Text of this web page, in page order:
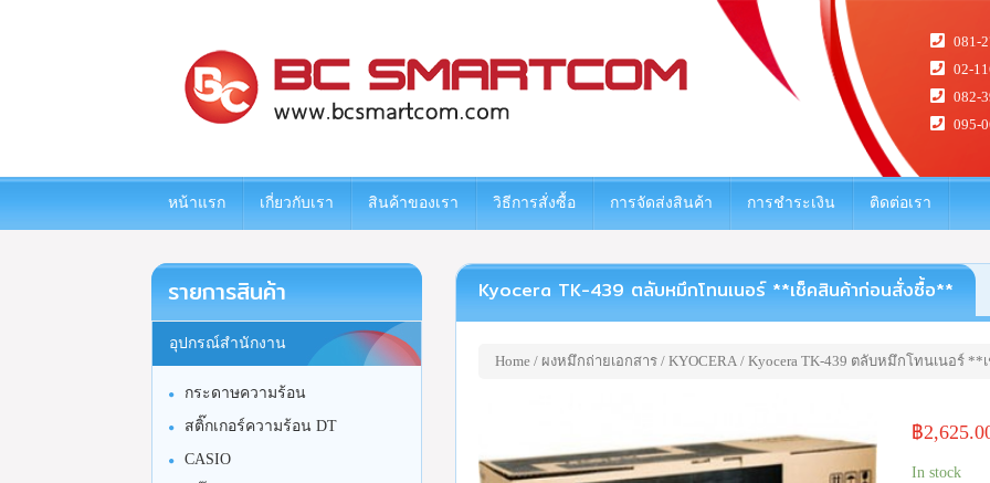
081-
02-
082-
095-
หน้าแรก เกี่ยวกับเรา สินค้าของเรา วิธีการสั่งซื้อ การจัดส่งสินค้า การชำระเงิน ติดต่อเรา
Kyocera TK-439 ตลับหมึกโทนเนอร์ **เช็คสินค้าก่อนสั่งซื้อ**
Home / ผงหมึกถ่ายเอกสาร / KYOCERA / Kyocera TK-439 ตลับหมึกโทนเนอร์
฿
In stock
รายการสินค้า
อุปกรณ์สำนักงาน
กระดาษความร้อน
สติ๊กเกอร์ความร้อน DT
CASIO